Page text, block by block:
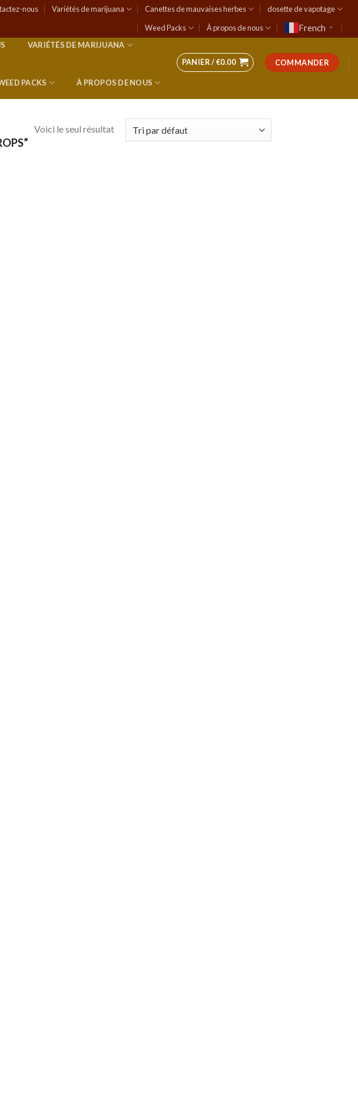
nous Variétés de marijuana Canettes de mauvaises herbes
dosette de vapotage
Weed Packs
À propos de nous French ▼
VARIÉTÉS DE MARIJUANA
PACKS À PROPOS DE NOUS
PANIER /€0.00 COMMANDER
Voici le seul résultat